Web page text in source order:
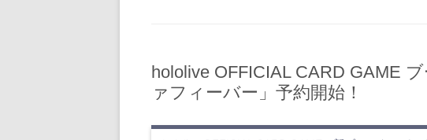
hololive OFFICIAL CARD GAME
ァフィーバー」予約開始！